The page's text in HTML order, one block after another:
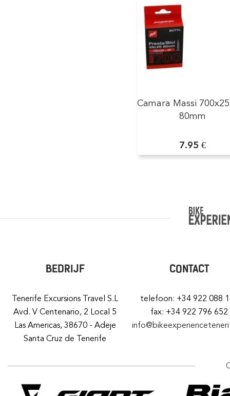
Camara Massi
80mm
7.95 €
BEDRIJF
Tenerife Excursions Travel S.L
Avd. V Centenario, 2 Local 5
Las Americas, 38670 - Adeje
Santa Cruz de Tenerife
CONTACT
telefoon: +34 922 088
fax: +34 922 796 652